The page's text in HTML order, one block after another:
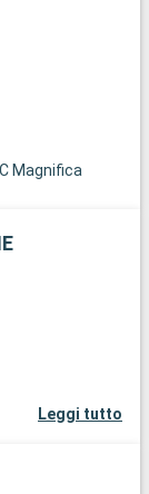
Magnifica
Leggi tutto